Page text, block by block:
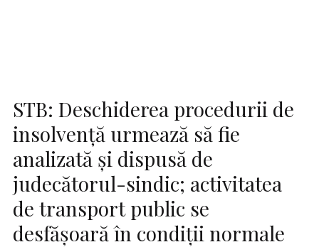
STB: Deschiderea procedurii de
insolvenţă urmează să fie
analizată şi dispusă de
judecătorul-sindic; activitatea
de transport public se
desfăşoară în condiţii normale